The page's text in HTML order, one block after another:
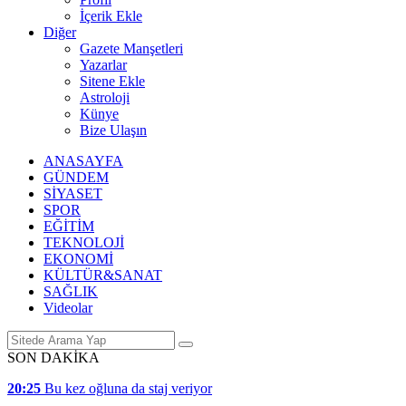
İçerik Ekle
Diğer
Gazete Manşetleri
Yazarlar
Sitene Ekle
Astroloji
Künye
Bize Ulaşın
ANASAYFA
GÜNDEM
SİYASET
SPOR
EĞİTİM
TEKNOLOJİ
EKONOMİ
KÜLTÜR&SANAT
SAĞLIK
Videolar
SON DAKİKA
20:25 Bu kez oğluna da staj veriyor